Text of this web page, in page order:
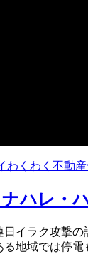
わくわく不動産
ナハレ・
イラク攻撃
地域では停